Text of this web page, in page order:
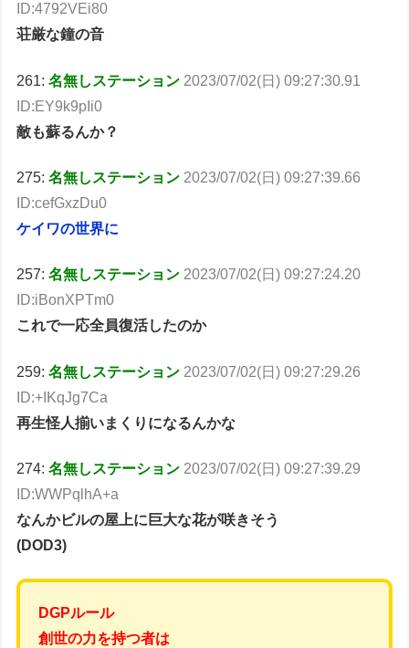
ID:4792VEi80
荘厳な鐘の音
261:名無しステーション 2023/07/02(日) 09:27:30.91
ID:EY9k9pIi0
敵も蘇るんか？
275:名無しステーション 2023/07/02(日) 09:27:39.66
ID:cefGxzDu0
ケイワの世界に
257:名無しステーション 2023/07/02(日) 09:27:24.20
ID:iBonXPTm0
これで一応全員復活したのか
259:名無しステーション 2023/07/02(日) 09:27:29.26
ID:+IKqJg7Ca
再生怪人揃いまくりになるんかな
274:名無しステーション 2023/07/02(日) 09:27:39.29
ID:WWPqlhA+a
なんかビルの屋上に巨大な花が咲きそう
(DOD3)
DGPルール
創世の力を持つ者は